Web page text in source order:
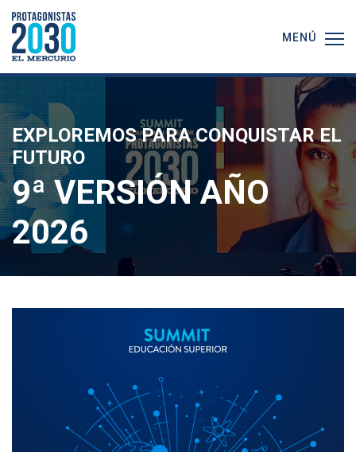
MENÚ
EXPLOREMOS PARA CONQUISTAR EL
FUTURO
9ª VERSIÓN AÑO
2026